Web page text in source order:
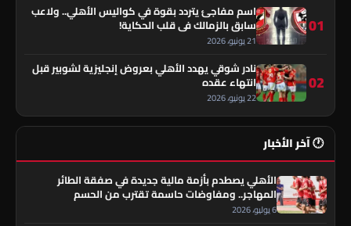
01
اسم مفاجئ يتردد بقوة في كواليس الأهلي.. ولاعب
سابق بالزمالك في قلب الحكاية!
21 يونيو، 2026
02
نادر شوقي يهدد الأهلي بعروض إنجليزية لشوبير قبل
انتهاء عقده
22 يونيو، 2026
🕐 آخر الأخبار
الأهلي يصطدم بأزمة مالية جديدة في صفقة الطائر
المهاجر.. ومفاوضات حاسمة تقترب من الحسم
6 يوليو، 2026